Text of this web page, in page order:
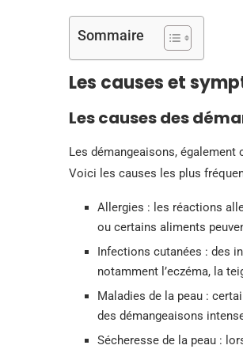
Sommaire
Les causes et
Les causes des
Les démangeaisons, également
Voici les causes les plus
Allergies : les réactions
ou certains aliments
Infections cutanées : des
notamment l’eczéma, la
Maladies de la peau :
des démangeaisons
Sécheresse de la peau :